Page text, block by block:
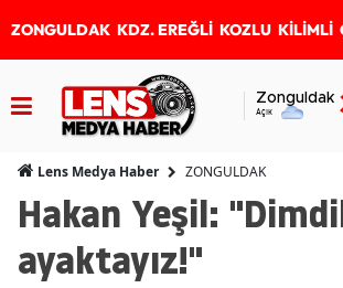
ZONGULDAK KDZ. EREĞLİ KOZLU KİLİMLİ
Zonguldak
Açık
Lens Medya Haber ZONGULDAK
Hakan Yeşil:
ayaktayız!"